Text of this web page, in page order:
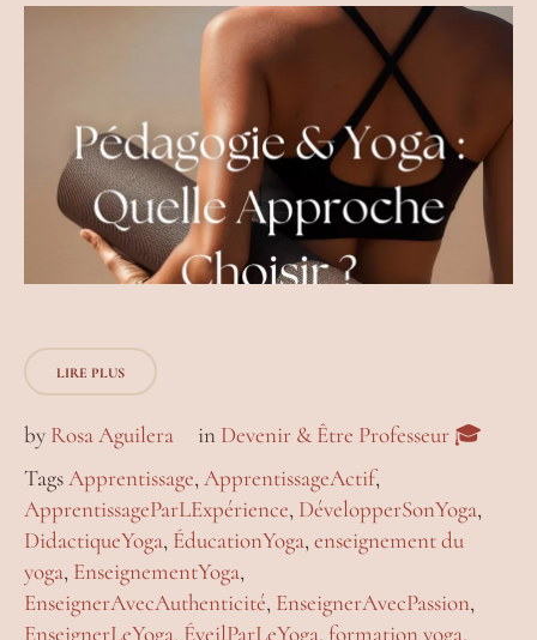
LIRE PLUS
by Rosa Aguilera in Devenir & Être Professeur 🎓
TagsApprentissage, ApprentissageActif,
ApprentissageParLExpérience, DévelopperSonYoga,
DidactiqueYoga, ÉducationYoga, enseignement du
yoga, EnseignementYoga,
EnseignerAvecAuthenticité, EnseignerAvecPassion,
EnseignerLeYoga, ÉveilParLeYoga, formation yoga,